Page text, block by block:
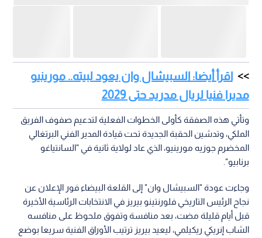
اقرأ أيضا: السبيشال وان يعود لبيته.. مورينيو
مديرا فنيا لريال مدريد حتى 2029
وتأتي هذه الصفقة كأولى الخطوات الفعلية لتدعيم صفوف الفريق
الملكي، وتدشين الحقبة الجديدة تحت قيادة المدير الفني البرتغالي
المخضرم جوزيه مورينيو، الذي عاد لولاية ثانية في "السانتياغو
برنابيو".
وجاءت عودة "السبيشال وان" إلى القلعة البيضاء فور الإعلان عن
نجاح الرئيس التاريخي فلورنتينو بيريز في الانتخابات الرئاسية الأخيرة
قبل أيام قليلة مضت، بعد منافسة وتفوق ملحوظ على منافسه
الشاب إنريكي ريكيلمي، ليعيد بيريز ترتيب الأوراق الفنية سريعا بوضع